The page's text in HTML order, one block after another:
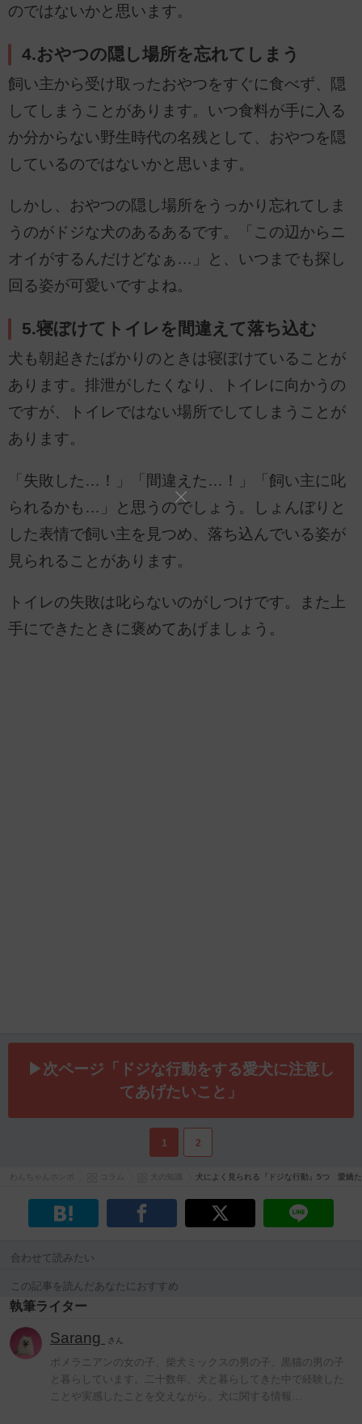
のではないかと思います。
4.おやつの隠し場所を忘れてしまう
飼い主から受け取ったおやつをすぐに食べず、隠
してしまうことがあります。いつ食料が手に入る
か分からない野生時代の名残として、おやつを隠
しているのではないかと思います。
しかし、おやつの隠し場所をうっかり忘れてしま
うのがドジな犬のあるあるです。「この辺からニ
オイがするんだけどなぁ…」と、いつまでも探し
回る姿が可愛いですよね。
5.寝ぼけてトイレを間違えて落ち込む
犬も朝起きたばかりのときは寝ぼけていることが
あります。排泄がしたくなり、トイレに向かうの
ですが、トイレではない場所でしてしまうことが
あります。
「失敗した…！」「間違えた…！」「飼い主に叱
られるかも…」と思うのでしょう。しょんぼりと
した表情で飼い主を見つめ、落ち込んでいる姿が
見られることがあります。
トイレの失敗は叱らないのがしつけです。また上
手にできたときに褒めてあげましょう。
▶次ページ「ドジな行動をする愛犬に注意し
てあげたいこと」
1 2
犬によく見られる『ドジな行動』5つ 愛嬌
合わせて読みたい
この記事を読んだあなたにおすすめ
執筆ライター
Sarang さん
ポメラニアンの女の子、柴犬ミックスの男の子、黒猫の男の子
と暮らしています。二十数年、犬と暮らしてきた中で経験した
ことや実感したことを交えながら、犬に関する情報…